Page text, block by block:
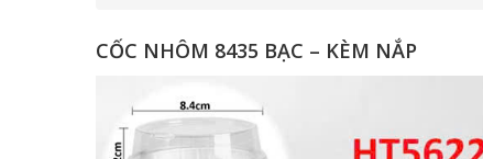
CỐC NHÔM 8435 BẠC – KÈM NẮP